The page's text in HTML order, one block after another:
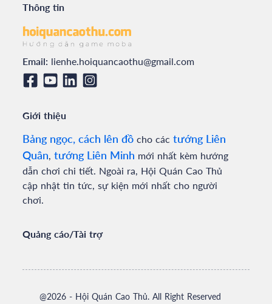
Thông tin
Email: lienhe.hoiquancaothu@gmail.com
Giới thiệu
Bảng ngọc, cách lên đồ cho các tướng Liên
Quân tướng Liên Minh mới nhất kèm hướng
dẫn chơi chi tiết. Ngoài ra, Hội Quán Cao Thủ
cập nhật tin tức, sự kiện mới nhất cho người
chơi.
Quảng cáo/Tài trợ
@2026- Hội Quán Cao Thủ. All Right Reserved